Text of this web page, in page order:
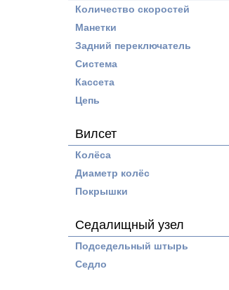
Количество скоростей
Манетки
Задний переключатель
Система
Кассета
Цепь
Вилсет
Колёса
Диаметр колёс
Покрышки
Седалищный узел
Подседельный штырь
Седло